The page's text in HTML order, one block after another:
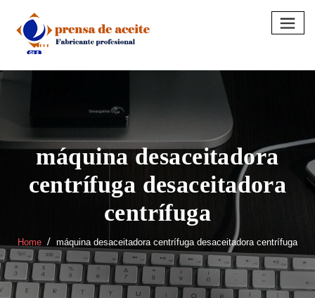
content
máquina desaceitadora
centrífuga desaceitadora
centrífuga
Home máquina desaceitadora centrífuga desaceitadora centrífuga